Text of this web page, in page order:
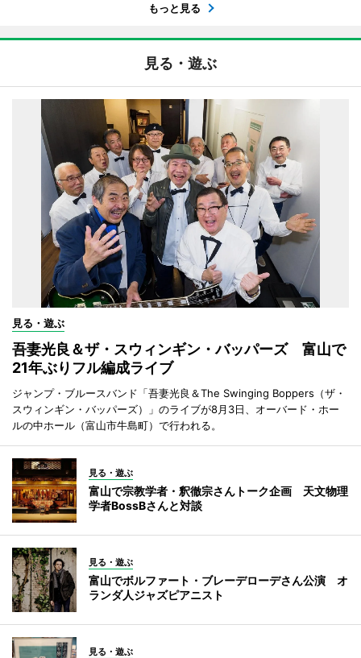
もっと見る
見る・遊ぶ
見る・遊ぶ
吾妻光良＆ザ・スウィンギン・バッパーズ 富山で
21年ぶりフル編成ライブ
ジャンプ・ブルースバンド「吾妻光良＆The Swinging Boppers（ザ・
スウィンギン・バッパーズ）」のライブが8月3日、オーバード・ホー
ルの中ホール（富山市牛島町）で行われる。
見る・遊ぶ
富山で宗教学者・釈徹宗さんトーク企画 天文物理
学者BossBさんと対談
見る・遊ぶ
富山でボルファート・ブレーデローデさん公演 オ
ランダ人ジャズピアニスト
見る・遊ぶ